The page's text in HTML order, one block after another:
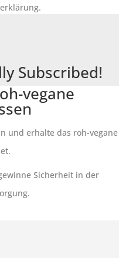
Subscribed!
vegane
und erhalte das roh-vegane
Sicherheit in der